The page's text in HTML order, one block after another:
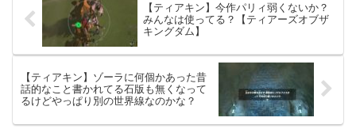
【ティアキン】今作パリィ弱くないか？
みんなは使ってる？【ティアーズオブザ
キングダム】
【ティアキン】ゾーラに何個かあった昔
話的なこと書かれてる石版も無くなって
るけどやっぱり別の世界線なのかな？